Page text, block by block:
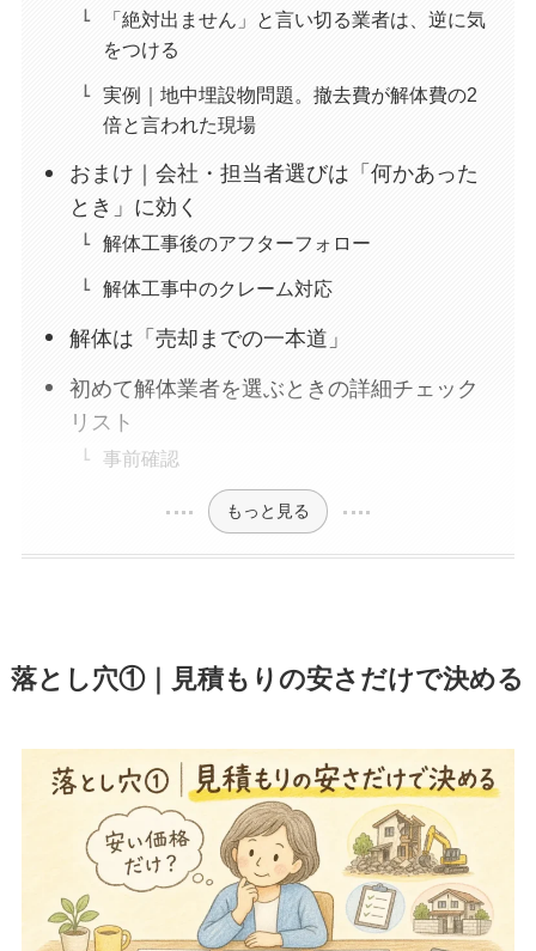
「絶対出ません」と言い切る業者は、逆に気
をつける
実例｜地中埋設物問題。撤去費が解体費の2
倍と言われた現場
おまけ｜会社・担当者選びは「何かあった
とき」に効く
解体工事後のアフターフォロー
解体工事中のクレーム対応
解体は「売却までの一本道」
初めて解体業者を選ぶときの詳細チェック
リスト
事前確認
もっと見る
落とし穴①｜見積もりの安さだけで決める